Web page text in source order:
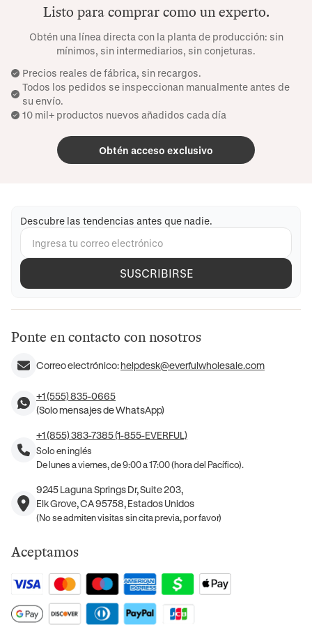
Listo para comprar como un experto.
Obtén una línea directa con la planta de producción: sin
mínimos, sin intermediarios, sin conjeturas.
Precios reales de fábrica, sin recargos.
Todos los pedidos se inspeccionan manualmente antes de
su envío.
10 mil+ productos nuevos añadidos cada día
Obtén acceso exclusivo
Descubre las tendencias antes que nadie.
SUSCRIBIRSE
Ponte en contacto con nosotros
Correo electrónico:helpdesk@everfulwholesale.com
+1 (555) 835-0665
(Solo mensajes de WhatsApp)
+1 (855) 383-7385 (1-855-EVERFUL)
Solo en inglés
De lunes a viernes, de 9:00 a 17:00 (hora del Pacífico).
9245 Laguna Springs Dr, Suite 203,
Elk Grove, CA 95758, Estados Unidos
(No se admiten visitas sin cita previa, por favor)
Aceptamos